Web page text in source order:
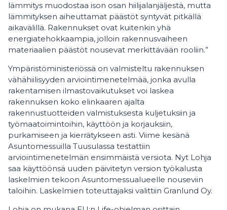
lämmitys muodostaa ison osan hiilijalanjäljestä, mutta
lämmityksen aiheuttamat päästöt syntyvät pitkällä
aikavälillä. Rakennukset ovat kuitenkin yhä
energiatehokkaampia, jolloin rakennusvaiheen
materiaalien päästöt nousevat merkittävään rooliin.”
Ympäristöministeriössä on valmisteltu rakennuksen
vähähiilisyyden arviointimenetelmää, jonka avulla
rakentamisen ilmastovaikutukset voi laskea
rakennuksen koko elinkaaren ajalta
rakennustuotteiden valmistuksesta kuljetuksiin ja
työmaatoimintoihin, käyttöön ja korjauksiin,
purkamiseen ja kierrätykseen asti. Viime kesänä
Asuntomessuilla Tuusulassa testattiin
arviointimenetelmän ensimmäistä versiota. Nyt Lohja
saa käyttöönsä uuden päivitetyn version työkalusta
laskelmien tekoon Asuntomessualueelle nouseviin
taloihin. Laskelmien toteuttajaksi valittiin Granlund Oy.